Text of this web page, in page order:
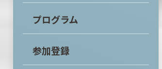
プログラム
参加登録